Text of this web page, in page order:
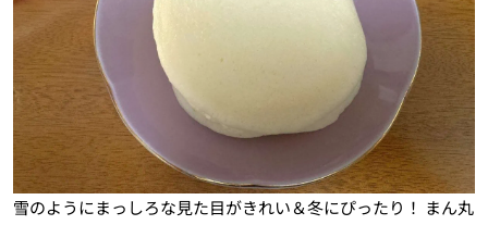
雪のようにまっしろな見た目がきれい＆冬にぴったり！ まん丸